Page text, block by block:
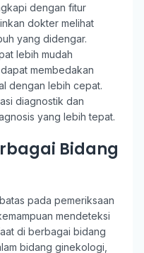
dengan fitur
dokter melihat
yang didengar.
lebih mudah
membedakan
dengan lebih cepat.
diagnostik dan
yang lebih tepat.
Bidang
pada pemeriksaan
mendeteksi
di berbagai bidang
bidang ginekologi,